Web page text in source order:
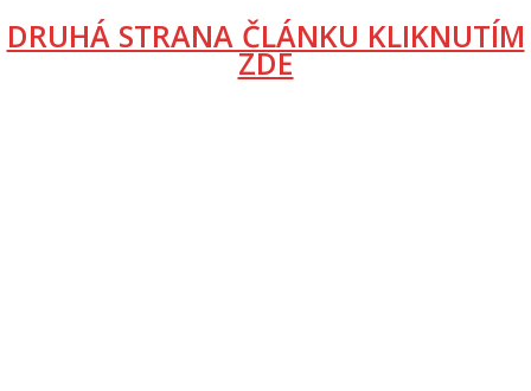
DRUHÁ STRANA ČLÁNKU KLIKNUTÍM
ZDE